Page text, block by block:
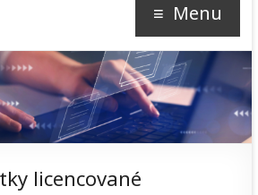
Menu
licencované